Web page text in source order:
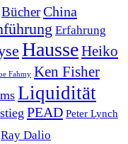
BücherChina
Erfahrung
HausseHeiko
Fahmy Ken Fisher
Liquidität
PEAD Peter Lynch
Ray Dalio